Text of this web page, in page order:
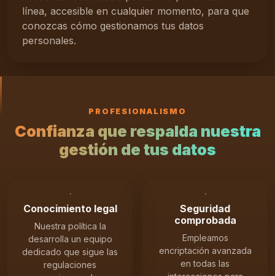
línea, accesible en cualquier momento, para que
conozcas cómo gestionamos tus datos
personales.
PROFESIONALISMO
Confianza que respalda nuestra
gestión de tus datos
Conocimiento legal
Nuestra política la
desarrolla un equipo
dedicado que sigue las
regulaciones
Seguridad
comprobada
Empleamos
encriptación avanzada
en todas las